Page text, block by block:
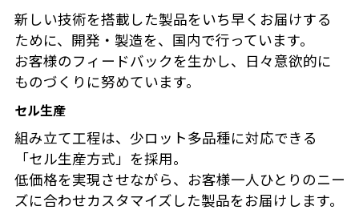
新しい技術を搭載した製品をいち早くお届けする
ために、開発・製造を、国内で行っています。
お客様のフィードバックを生かし、日々意欲的に
ものづくりに努めています。
セル生産
組み立て工程は、少ロット多品種に対応できる
「セル生産方式」を採用。
低価格を実現させながら、お客様一人ひとりのニー
ズに合わせカスタマイズした製品をお届けします。